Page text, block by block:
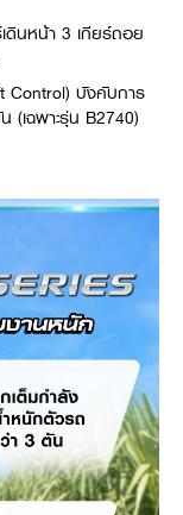
ดินหน้า 3 เกียร์ถอย
บังคับการ
(เฉพาะรุ่น B2740)